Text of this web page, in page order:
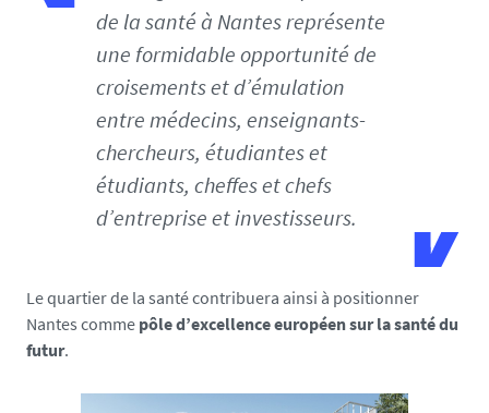
de la santé à Nantes représente
une formidable opportunité de
croisements et d’émulation
entre médecins, enseignants-
chercheurs, étudiantes et
étudiants, cheffes et chefs
d’entreprise et investisseurs.
Le quartier de la santé contribuera ainsi à positionner
Nantes comme pôle d’excellence européen sur la santé du
futur.